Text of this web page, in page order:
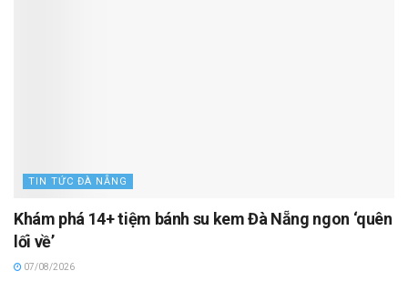
TIN TỨC ĐÀ NẴNG
Khám phá 14+ tiệm bánh su kem Đà Nẵng ngon ‘quên
lối về’
07/08/2026